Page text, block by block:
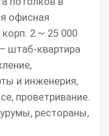
офисная
2 ~ 25 000
штаб-квартира
и инженерия,
проветривание.
рестораны,